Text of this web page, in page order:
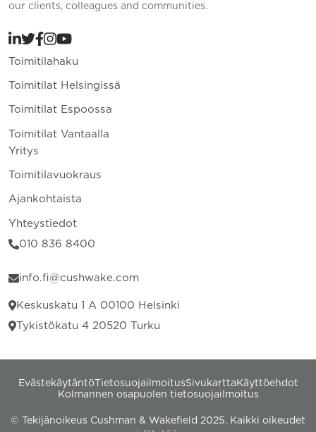
our clients, colleagues and communities.
Toimitilahaku
Toimitilat Helsingissä
Toimitilat Espoossa
Toimitilat Vantaalla
Yritys
Toimitilavuokraus
Ajankohtaista
Yhteystiedot
010 836 8400
info.fi@cushwake.com
Keskuskatu 1 A 00100 Helsinki
Tykistökatu 4 20520 Turku
EvästekäytäntöTietosuojailmoitusSivukartta Käyttöehdot
Kolmannen osapuolen tietosuojailmoitus
© Tekijänoikeus Cushman & Wakefield 2025. Kaikki oikeudet